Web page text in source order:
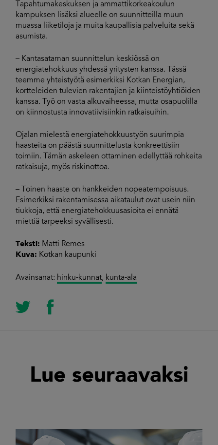
Tapahtumakeskuksen ja ammattikorkeakoulun
kampuksen lisäksi alueelle on suunnitteilla muun
muassa liiketiloja ja muita kaupallisia palveluita sekä
asumista.
– Kantasataman suunnittelun keskiössä on
energiatehokkuus yhdessä yritysten kanssa. Tässä
teemme yhteistyötä esimerkiksi Kotkan Energian,
kortteleiden tulevien rakentajien ja kiinteistöyhtiöiden
kanssa. Työ on vasta alkuvaiheessa, mutta osapuolilla
on kiinnostusta innovatiivisiinkin ratkaisuihin.
Ojalan mielestä energiatehokkuustyön suurimpia
haasteita on päästä suunnittelusta konkreettisiin
toimiin. Tämän askeleen ottaminen edellyttää rohkeita
ratkaisuja, myös riskinottoa.
– Toinen haaste on hankkeiden nopeatempoisuus.
Esimerkiksi rakentamisessa aikataulut ovat usein niin
tiukkoja, että energiatehokkuusasioita ei ennätä
miettiä tarpeeksi syvällisesti.
Teksti: Matti Remes
Kuva: Kotkan kaupunki
Avainsanat: hinku-kunnat, kunta-ala
Lue seuraavaksi